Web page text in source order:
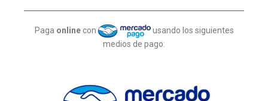
Paga online con
usando los siguientes
medios de pago: